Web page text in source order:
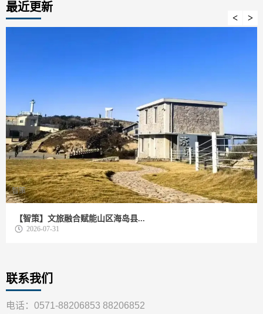
最近更新
智策
【智策】文旅融合赋能山区海岛县...
2026-07-31
联系我们
电话：0571-88206853 88206852